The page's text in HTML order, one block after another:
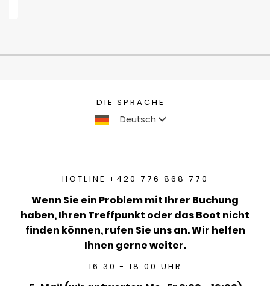
DIE SPRACHE
Deutsch
HOTLINE +420 776 868 770
Wenn Sie ein Problem mit Ihrer Buchung
haben, Ihren Treffpunkt oder das Boot nicht
finden können, rufen Sie uns an. Wir helfen
Ihnen gerne weiter.
16:30 - 18:00 UHR